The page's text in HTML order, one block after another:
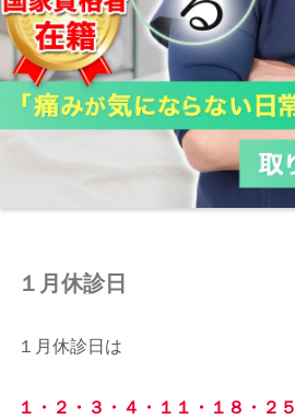
１月休診日
１月休診日は
１・２・３・４・１１・１８・２５